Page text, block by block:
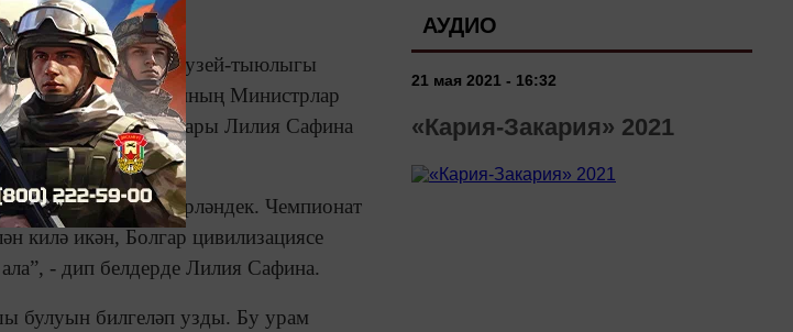
архитектура музей-тыюлыгы
бүген Татарстанның Министрлар
буенча урынбасары Лилия Сафина
җитди әзерләндек. Чемпионат
килә икән, Болгар цивилизациясе
- дип белдерде Лилия Сафина.
булуын билгеләп узды. Бу урам
АУДИО
21 мая 2021 - 16:32
«Кария-Закария» 2021